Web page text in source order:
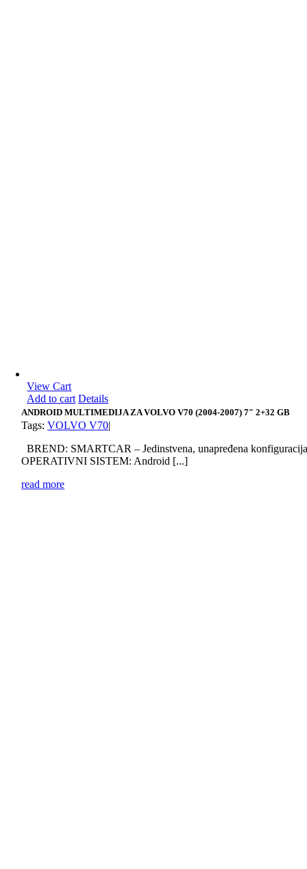
View Cart
Add to cart Details
ANDROID MULTIMEDIJA ZA VOLVO V70 (2004-2007) 7″ 2+32 GB
Tags:VOLVO V70|
BREND: SMARTCAR – Jedinstvena, unapređena
OPERATIVNI SISTEM: Android [...]
read more